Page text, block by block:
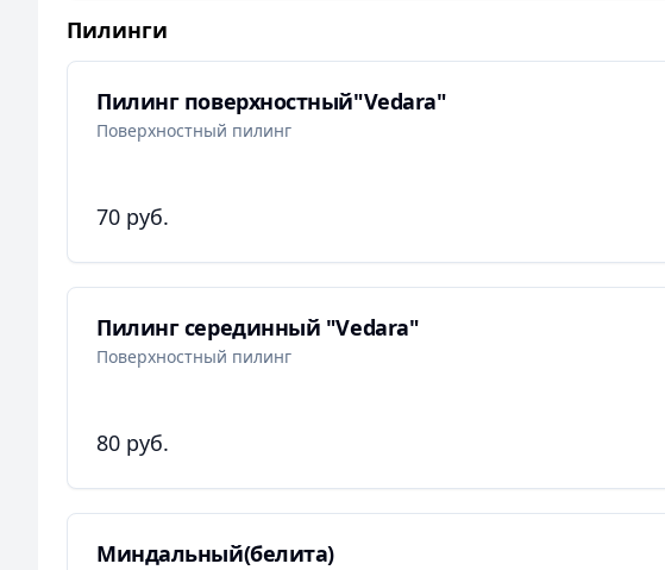
Пилинги
Пилинг поверхностный"Vedara"
Поверхностный пилинг
70 руб.
Пилинг серединный "Vedara"
Поверхностный пилинг
80 руб.
Миндальный(белита)